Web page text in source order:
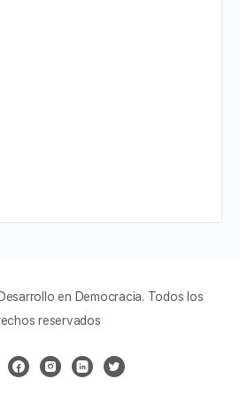
en Democracia. Todos los
reservados